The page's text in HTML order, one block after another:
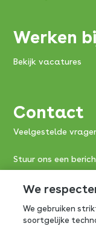
Werken
Bekijk vacatures
Contact
Veelgestelde
Stuur ons een
0800-0765
We
We gebruiken
soortgelijke